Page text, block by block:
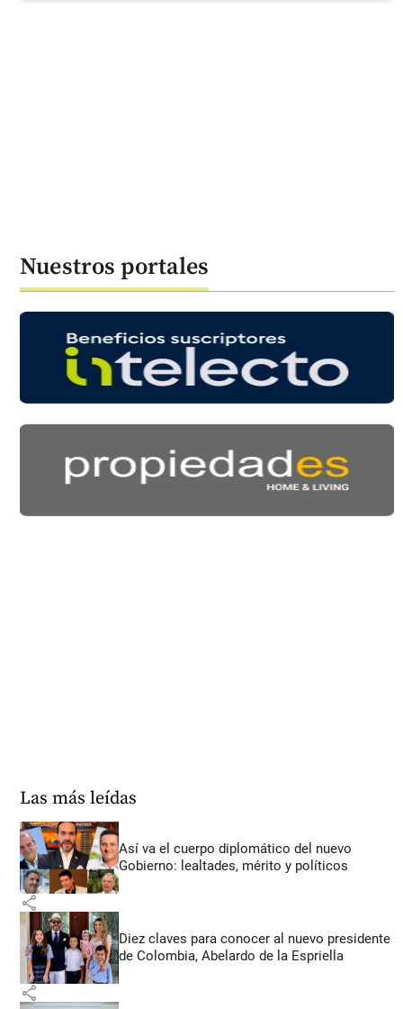
Nuestros portales
Las más leídas
Así va el cuerpo diplomático del nuevo
Gobierno: lealtades, mérito y políticos
share
Diez claves para conocer al nuevo presidente
de Colombia, Abelardo de la Espriella
share